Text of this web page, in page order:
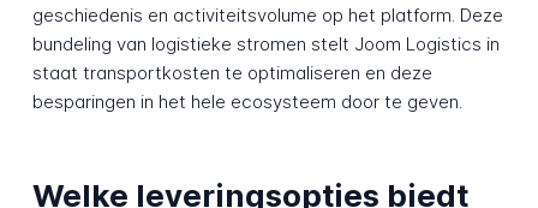
geschiedenis en activiteitsvolume op het platform. Deze
bundeling van logistieke stromen stelt Joom Logistics in
staat transportkosten te optimaliseren en deze
besparingen in het hele ecosysteem door te geven.
Welke leveringsopties biedt